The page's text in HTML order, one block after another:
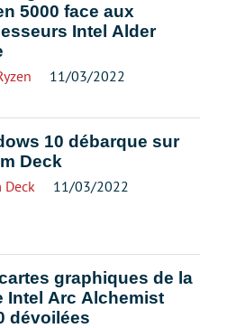
5000 face aux
Intel Alder
11/03/2022
10 débarque sur
Deck
Deck 11/03/2022
graphiques de la
Intel Arc Alchemist
dévoilées